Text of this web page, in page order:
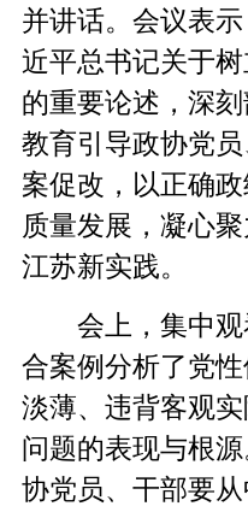
并讲话。会议表
近平总书记关于
的重要论述，深
教育引导政协党
案促改，以正确
质量发展，凝心
江苏新实践。
会上，集中
合案例分析了党
淡薄、违背客观
问题的表现与根
协党员、干部要